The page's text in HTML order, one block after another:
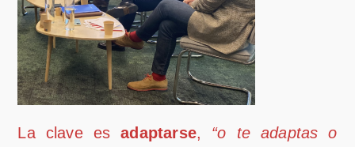
La clave esadaptarse, “o te adaptas o